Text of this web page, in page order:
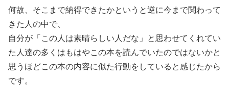
何故、そこまで納得できたかというと逆に今まで関わって
きた人の中で、
自分が「この人は素晴らしい人だな」と思わせてくれてい
た人達の多くはもはやこの本を読んでいたのではないかと
思うほどこの本の内容に似た行動をしていると感じたから
です。